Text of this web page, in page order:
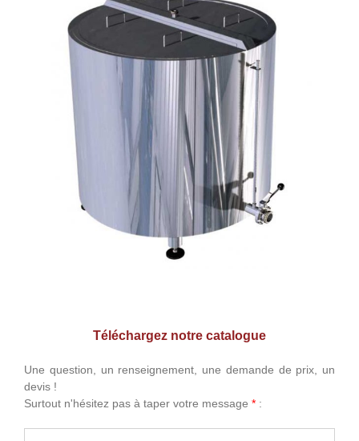
Téléchargez notre catalogue
Une question, un renseignement, une demande de prix, un
devis !
Surtout n'hésitez pas à taper votre message * :